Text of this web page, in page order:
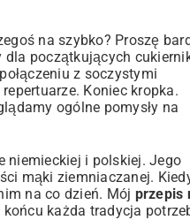
na szybko? Proszę
dla początkujących
z soczystymi
Koniec kropka.
ogólne pomysły na
niemieckiej i polskiej. Jego
mąki ziemniaczanej.
na co dzień. Mój przepis
każda tradycja